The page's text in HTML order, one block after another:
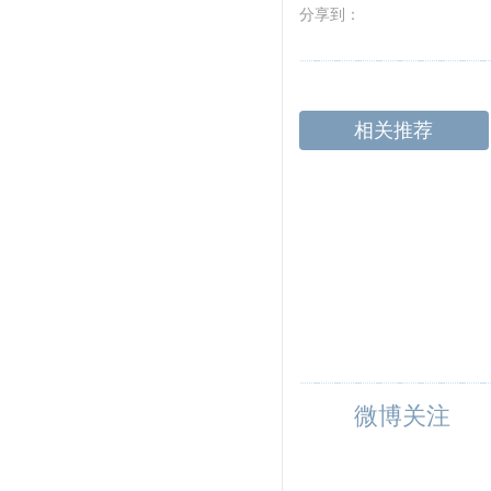
分享到：
相关推荐
微博关注